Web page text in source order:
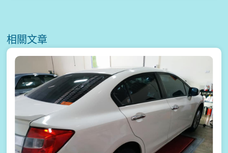
相關文章